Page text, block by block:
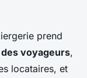
prend
voyageurs,
locataires, et